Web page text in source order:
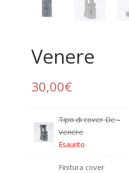
Venere
30,00€
Tipo di cover De -
Venere
Esaurito
Finitura cover